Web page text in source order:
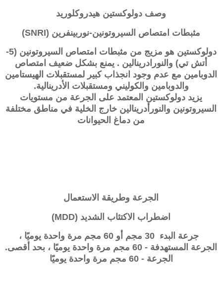
وصف دولوكستين هيدروكلوريد
مثبطات امتصاص السيروتونين-نوربينفرين (SNRI)
دولوكستين
هو مزيج من مثبطات امتصاص السيروتونين (5-
أتش تي) والنورادرينالين . يمنع بشكل ضعيف امتصاص
الدوبامين مع عدم وجود انجذاب كبير لمستقبلات الهيستامين
والدوبامين والكوليني ومستقبلات الأدرينالية.
يزيد دولوكستين المعتمد على الجرعة من مستويات
السيروتونين والنورأدرينالين خارج الخلية في مناطق مختلفة
من دماغ الحيوانات
الجرعة وطريقة الاستعمال
اضطراب الاكتئاب الشديد (MDD)
جرعة البدء 30 مجم أو 60 مجم مرة واحدة يوميًا ،
الجرعة المستهدفة - 60 مجم مرة واحدة يوميًا ، بحد أقصى.
الجرعة - 60 مجم مرة واحدة يوميًا